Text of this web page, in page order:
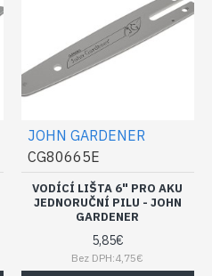
JOHN GARDENER
CG80665E
VODÍCÍ LIŠTA 6" PRO AKU
JEDNORUČNÍ PILU - JOHN
GARDENER
5,85€
Bez DPH:4,75€